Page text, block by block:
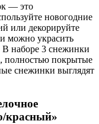
— это
новогодние
или декорируйте
можно украсить
В наборе 3 снежинки
полностью покрытые
снежинки выглядят
красный»